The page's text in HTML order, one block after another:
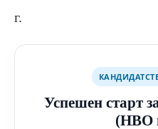
г.
Успешен старт
(НВО